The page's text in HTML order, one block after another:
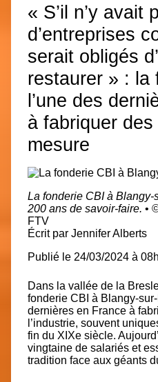
« S’il n’y avait
d’entreprises
serait obligés
restaurer » : la
l’une des
à fabriquer
mesure
La fonderie CBI à Blangy-
200 ans de savoir-faire. •
FTV
Écrit par Jennifer Alberts
Publié le 24/03/2024 à
Dans la vallée de la
fonderie CBI à Blangy-
dernières en France à
l’industrie, souvent
fin du XIXe siècle.
vingtaine de salariés et
tradition face aux géants